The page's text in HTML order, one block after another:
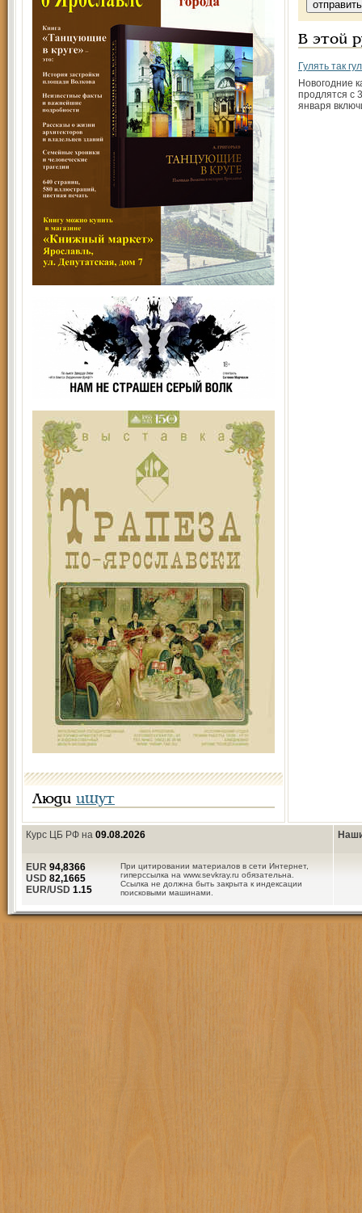
Люди ищут
В этой
Гулять так
Новогодние
продлятся с
января
Курс ЦБ РФ на 09.08.2026
При цитировании материалов в сети Интернет,
гиперссылка на www.sevkray.ru обязательна.
Ссылка не должна быть закрыта к индексации
поисковыми машинами.
EUR 94,8366
USD 82,1665
EUR/USD 1.15